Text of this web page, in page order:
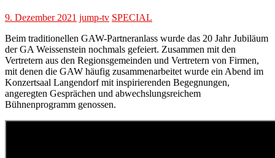
9. Dezember 2021 jump-tv SPECIAL
Beim traditionellen GAW-Partneranlass wurde das 20 Jahr Jubiläum
der GA Weissenstein nochmals gefeiert. Zusammen mit den
Vertretern aus den Regionsgemeinden und Vertretern von Firmen,
mit denen die GAW häufig zusammenarbeitet wurde ein Abend im
Konzertsaal Langendorf mit inspirierenden Begegnungen,
angeregten Gesprächen und abwechslungsreichem
Bühnenprogramm genossen.